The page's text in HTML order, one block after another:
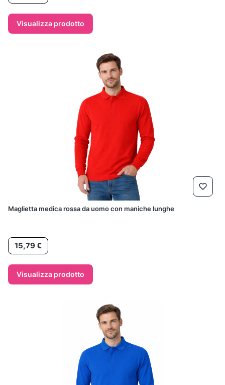
Visualizza prodotto
Maglietta medica rossa da uomo con maniche lunghe
Prezzo
15,79 €
Visualizza prodotto